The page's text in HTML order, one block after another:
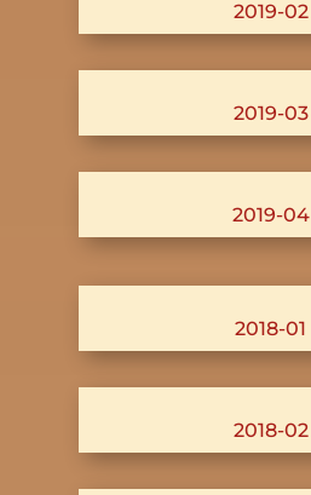
2019-02
2019-03
2019-04
2018-01
2018-02